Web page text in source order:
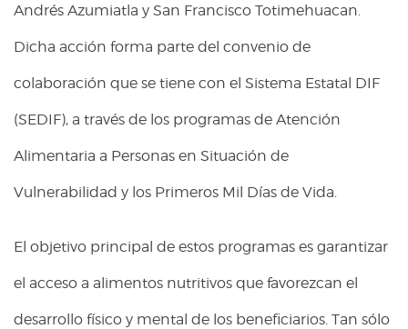
Andrés Azumiatla y San Francisco Totimehuacan.
Dicha acción forma parte del convenio de
colaboración que se tiene con el Sistema Estatal DIF
(SEDIF), a través de los programas de Atención
Alimentaria a Personas en Situación de
Vulnerabilidad y los Primeros Mil Días de Vida.
El objetivo principal de estos programas es garantizar
el acceso a alimentos nutritivos que favorezcan el
desarrollo físico y mental de los beneficiarios. Tan sólo